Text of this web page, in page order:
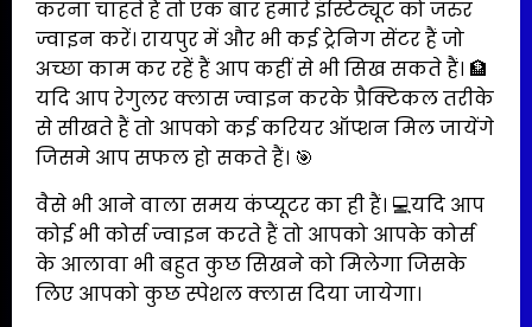
करना चाहते हैं तो एक बार हमारे इंस्टिट्यूट को जरुर
ज्वाइन करें। रायपुर में और भी कई ट्रेनिग सेंटर हैं जो
अच्छा काम कर रहें हैं आप कहीं से भी सिख सकते हैं। 🏦
यदि आप रेगुलर क्लास ज्वाइन करके प्रैक्टिकल तरीके
से सीखते हैं तो आपको कई करियर ऑप्शन मिल जायेंगे
जिसमे आप सफल हो सकते हैं। 🎯
वैसे भी आने वाला समय कंप्यूटर का ही हैं। 💻यदि आप
कोई भी कोर्स ज्वाइन करते हैं तो आपको आपके कोर्स
के आलावा भी बहुत कुछ सिखने को मिलेगा जिसके
लिए आपको कुछ स्पेशल क्लास दिया जायेगा।